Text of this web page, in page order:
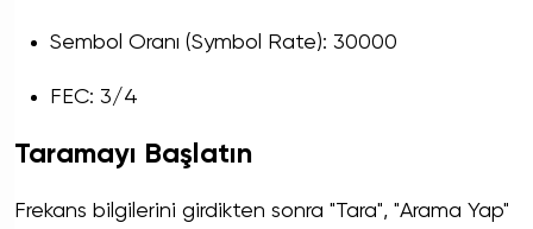
Sembol Oranı (Symbol Rate): 30000
FEC: 3/4
Taramayı Başlatın
Frekans bilgilerini girdikten sonra "Tara", "Arama Yap"